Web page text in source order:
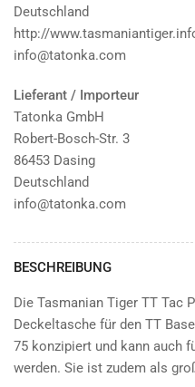
Deutschland
http://
info@tatonka.com
Lieferant / Importeur
Tatonka GmbH
Robert-Bosch-Str. 3
86453 Dasing
Deutschland
info@tatonka.com
BESCHREIBUNG
Die Tasmanian Tiger TT Tac
Deckeltasche für den TT
75 konzipiert und kann auch
werden. Sie ist zudem als